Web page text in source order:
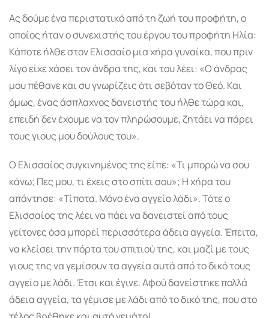
Ας δούμε ένα περιστατικό από τη ζωή του προφήτη, ο
οποίος ήταν ο συνεχιστής του έργου του προφήτη Ηλία:
Κάποτε ήλθε στον Ελισσαίο μια χήρα γυναίκα, που πριν
λίγο είχε χάσει τον άνδρα της, και του λέει: «Ο άνδρας
μου πέθανε και συ γνωρίζεις ότι σεβόταν το Θεό. Και
όμως, ένας άσπλαχνος δανειστής του ήλθε τώρα και,
επειδή δεν έχουμε να τον πληρώσουμε, ζητάει να πάρει
τους γιους μου δούλους του».
Ο Ελισσαίος συγκινημένος της είπε: «Τι μπορώ να σου
κάνω; Πες μου, τι έχεις στο σπίτι σου»; Η χήρα του
απάντησε: «Τίποτα. Μόνο ένα αγγείο λάδι». Τότε ο
Ελισσαίος της λέει να πάει να δανειστεί από τους
γείτονες όσα μπορεί περισσότερα άδεια αγγεία. Έπειτα,
να κλείσει την πόρτα του σπιτιού της, και μαζί με τους
γιους της να γεμίσουν τα αγγεία αυτά από το δικό τους
αγγείο με λάδι. Έτσι και έγινε. Αφού δανείστηκε πολλά
άδεια αγγεία, τα γέμισε με λάδι από το δικό της, που στο